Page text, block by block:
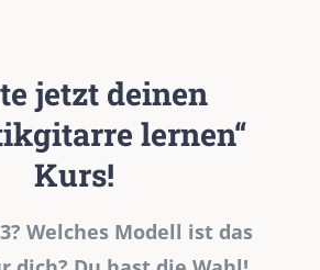
jetzt deinen
lernen“
Kurs!
Welches Modell ist das